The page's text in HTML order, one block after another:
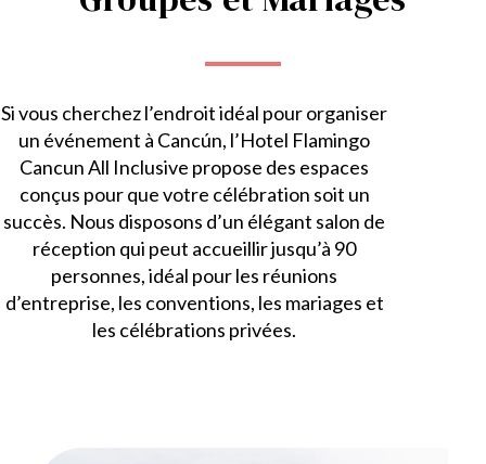
Si vous cherchez l’endroit idéal pour organiser
un événement à Cancún, l’Hotel Flamingo
Cancun All Inclusive propose des espaces
conçus pour que votre célébration soit un
succès. Nous disposons d’un élégant salon de
réception qui peut accueillir jusqu’à 90
personnes, idéal pour les réunions
d’entreprise, les conventions, les mariages et
les célébrations privées.